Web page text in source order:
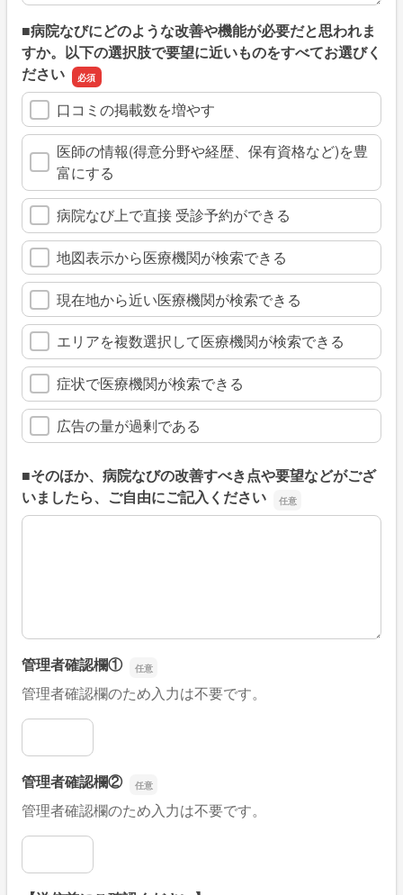
■病院なびにどのような改善や機能が必要だと思われま
すか。以下の選択肢で要望に近いものをすべてお選びく
ださい
口コミの掲載数を増やす
医師の情報(得意分野や経歴、保有資格など)を豊
富にする
病院なび上で直接 受診予約ができる
地図表示から医療機関が検索できる
現在地から近い医療機関が検索できる
エリアを複数選択して医療機関が検索できる
症状で医療機関が検索できる
広告の量が過剰である
■そのほか、病院なびの改善すべき点や要望などがござ
いましたら、ご自由にご記入ください
■そのほか、病院なびの改善すべき点や要望などがござい
管理者確認欄①
管理者確認欄のため入力は不要です。
管理者確認欄①
管理者確認欄②
管理者確認欄のため入力は不要です。
管理者確認欄②